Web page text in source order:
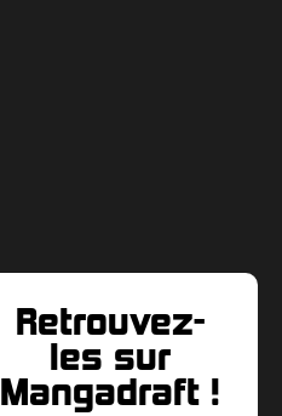
Retrouvez-
les sur
Mangadraft !